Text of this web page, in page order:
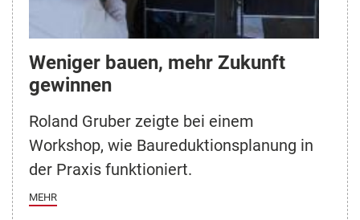
Weniger bauen, mehr Zukunft
gewinnen
Roland Gruber zeigte bei einem
Workshop, wie Baureduktionsplanung in
der Praxis funktioniert.
MEHR